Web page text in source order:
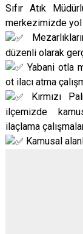
Sıfır Atık
merkezimizde yol
düzenli olarak
Yabani otla
ot ilacı atma
Kırmızı
ilçemizde
ilaçlama
Kamusal